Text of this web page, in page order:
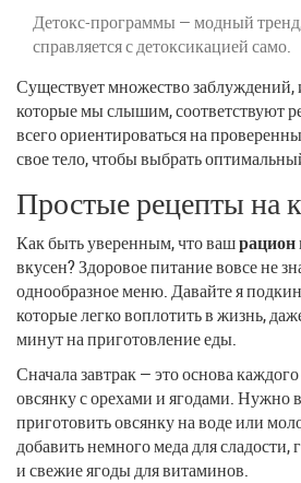
Детокс-программы — модный
справляется с детоксикацией само.
Существует множество заблуждений,
которые мы слышим, соответствуют
всего ориентироваться на
свое тело, чтобы выбрать
Простые рецепты на
Как быть уверенным, что вашрацион
вкусен? Здоровое питание вовсе не
однообразное меню. Давайте я
которые легко воплотить в жизнь,
минут на приготовление еды.
Сначала завтрак — это основа
овсянку с орехами и ягодами. Нужно
приготовить овсянку на воде или
добавить немного меда для сладости,
и свежие ягоды для витаминов.